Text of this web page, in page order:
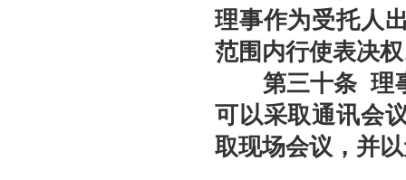
理事作为受托人
范围内行使表决
第三十条 理
可以采取通讯会
取现场会议，并